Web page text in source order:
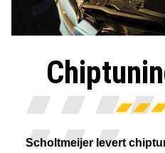
Scholtmeijer levert